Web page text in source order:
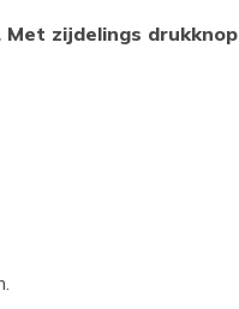
zijdelings drukknop